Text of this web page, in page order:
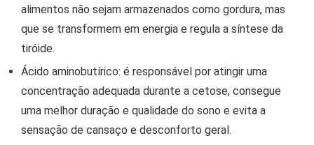
alimentos não sejam armazenados como gordura, mas
que se transformem em energia e regula a síntese da
tiróide.
Ácido aminobutírico: é responsável por atingir uma
concentração adequada durante a cetose, consegue
uma melhor duração e qualidade do sono e evita a
sensação de cansaço e desconforto geral.